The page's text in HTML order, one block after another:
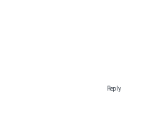
Reply